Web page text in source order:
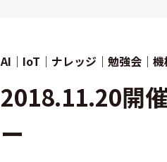
AI｜IoT｜ナレッジ｜勉強会｜機
2018.11.20開
ー